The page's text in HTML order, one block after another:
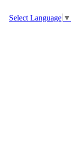
Select Language ▼